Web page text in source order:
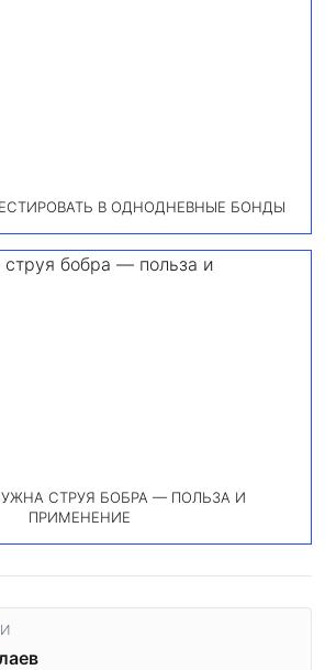
В ОДНОДНЕВНЫЕ БОНДЫ
СТРУЯ БОБРА — ПОЛЬЗА И
ПРИМЕНЕНИЕ